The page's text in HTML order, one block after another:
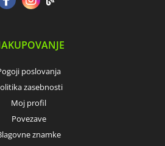
poslovanja
zasebnosti
Moj profil
Povezave
znamke